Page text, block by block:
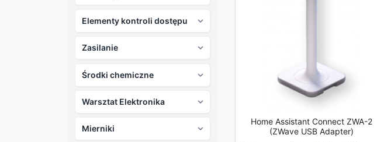
Elementy kontroli dostępu 
Zasilanie 
Środki chemiczne 
Warsztat Elektronika 
Mierniki 
Home Assistant Connect ZWA-2
(ZWave USB Adapter)